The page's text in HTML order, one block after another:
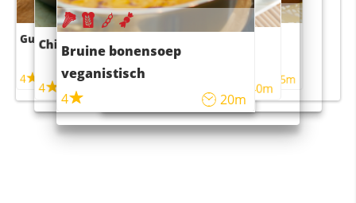
Guacamole
4
Chili con carne
4 45m
Bruine bonensoep
veganistisch
4
20m
Sushi rijstsalade
maaltijdsalade
40m
4 55m